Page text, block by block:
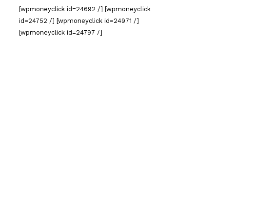
[wpmoneyclick id=24692 /] [wpmoneyclick
id=24752 /] [wpmoneyclick id=24971 /]
[wpmoneyclick id=24797 /]